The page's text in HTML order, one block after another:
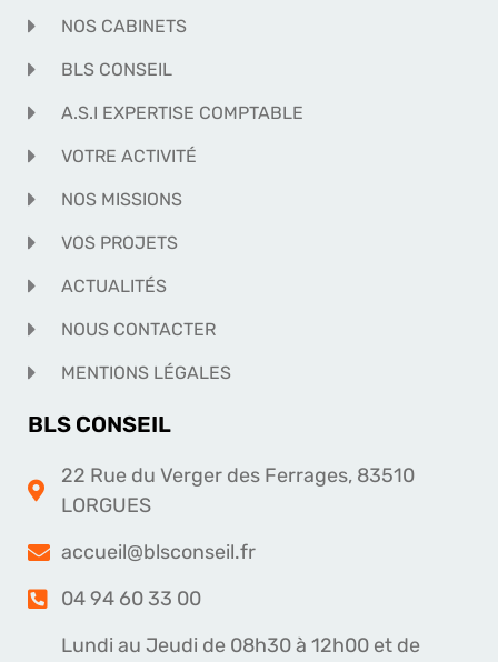
NOS CABINETS
BLS CONSEIL
A.S.I EXPERTISE COMPTABLE
VOTRE ACTIVITÉ
NOS MISSIONS
VOS PROJETS
ACTUALITÉS
NOUS CONTACTER
MENTIONS LÉGALES
BLS CONSEIL
22 Rue du Verger des Ferrages, 83510
LORGUES
accueil@blsconseil.fr
04 94 60 33 00
Lundi au Jeudi de 08h30 à 12h00 et de